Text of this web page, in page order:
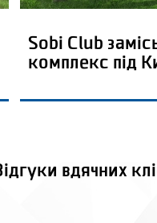
Sobi Club
комплекс під
вдячних